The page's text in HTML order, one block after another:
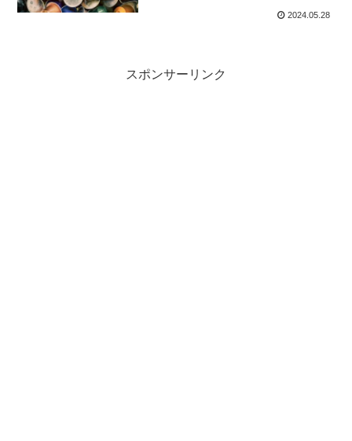
2024.05.28
スポンサーリンク